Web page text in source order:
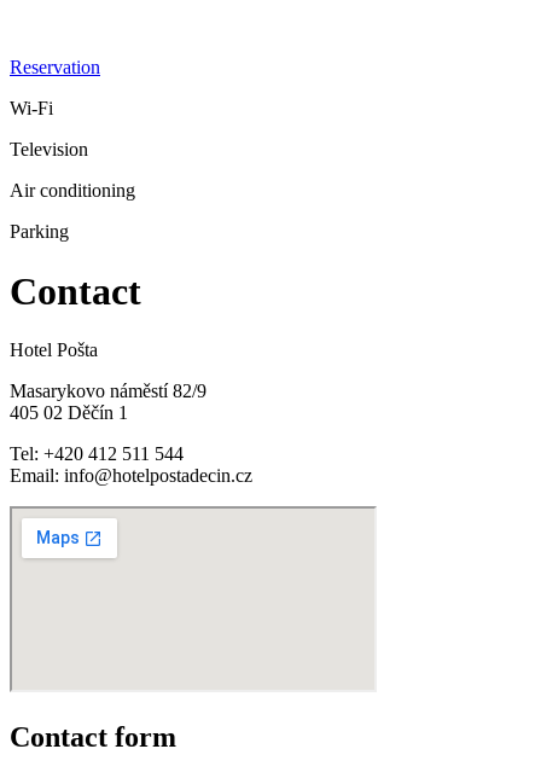
Reservation
Wi-Fi
Television
Air conditioning
Parking
Contact
Hotel Pošta
Masarykovo náměstí 82/9
405 02 Děčín 1
Tel: +420 412 511 544
Email: info@hotelpostadecin.cz
Contact form